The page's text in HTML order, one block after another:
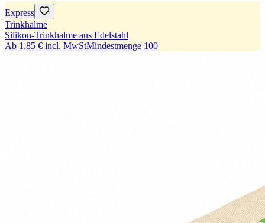
Express
Trinkhalme
Silikon-Trinkhalme aus Edelstahl
Ab 1,85 € incl. MwStMindestmenge 100